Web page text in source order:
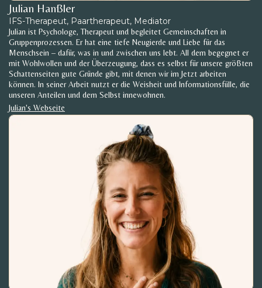
Julian Hanßler
IFS-Therapeut, Paartherapeut, Mediator
Julian ist Psychologe, Therapeut und begleitet Gemeinschaften in
Gruppenprozessen. Er hat eine tiefe Neugierde und Liebe für das
Menschsein – dafür, was in und zwischen uns lebt. All dem begegnet er
mit Wohlwollen und der Überzeugung, dass es selbst für unsere größten
Schattenseiten gute Gründe gibt, mit denen wir im Jetzt arbeiten
können. In seiner Arbeit nutzt er die Weisheit und Informationsfülle, die
unseren Anteilen und dem Selbst innewohnen.
Julian's Webseite